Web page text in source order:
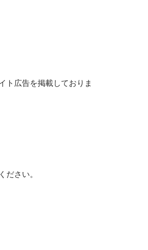
ト広告を掲載しておりま
ださい。